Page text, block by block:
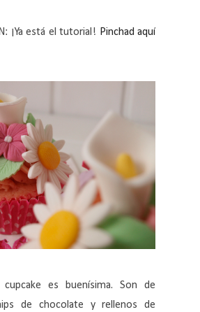
¡Ya está el tutorial! Pinchad aquí
es buenísima. Son de
de chocolate y rellenos de